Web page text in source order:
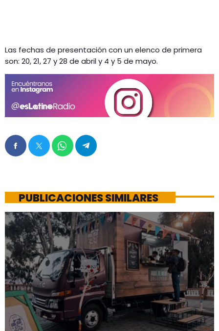
Las fechas de presentación con un elenco de primera
son: 20, 21, 27 y 28 de abril y 4 y 5 de mayo.
PUBLICACIONES SIMILARES